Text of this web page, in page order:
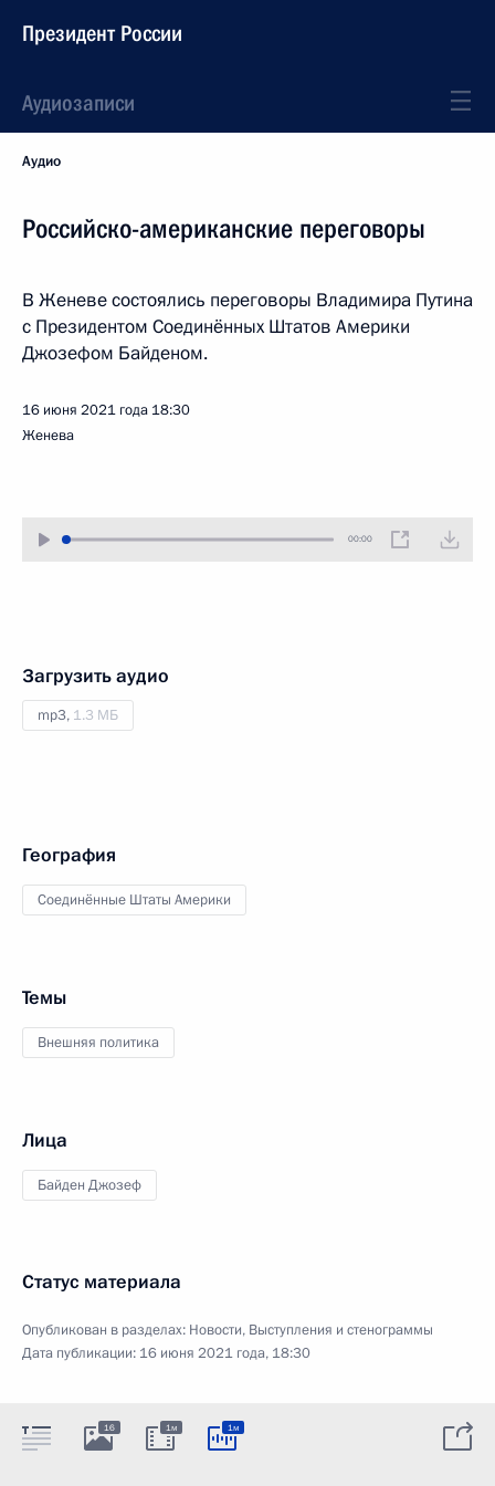
Президент России
Аудиозаписи
Аудио
Российско-американские переговоры
В Женеве состоялись переговоры Владимира Путина
с Президентом Соединённых Штатов Америки
Джозефом Байденом.
16 июня 2021 года 18:30
Женева
00:00
Загрузить аудио
mp3, 1.3 МБ
География
Соединённые Штаты Америки
Темы
Внешняя политика
Лица
Байден Джозеф
Статус материала
Опубликован в разделах: Новости, Выступления и стенограммы
Дата публикации: 16 июня 2021 года, 18:30
16 1м 1м